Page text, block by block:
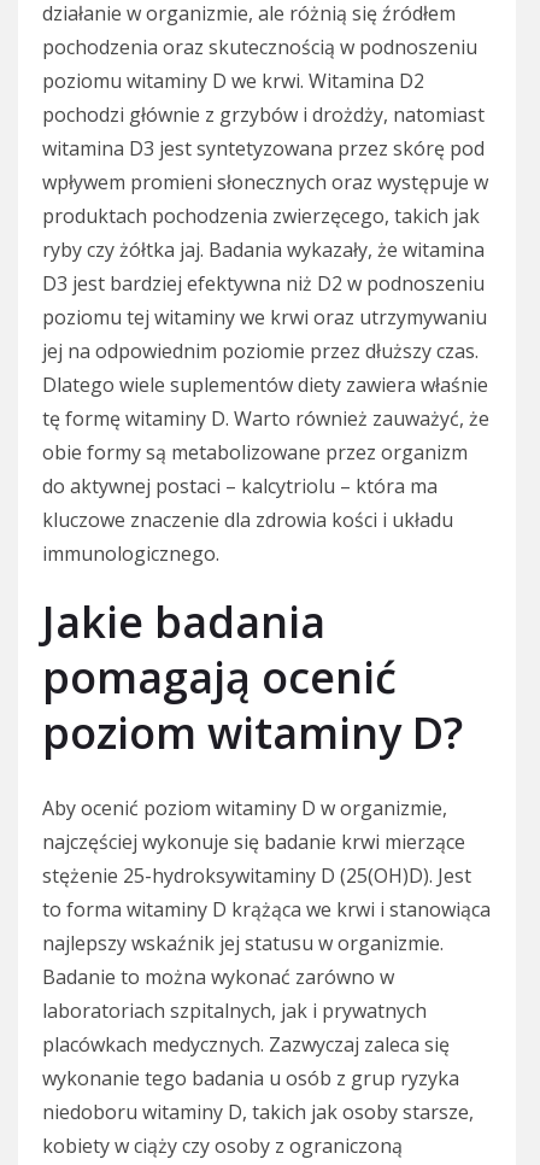
działanie w organizmie, ale różnią się źródłem
pochodzenia oraz skutecznością w podnoszeniu
poziomu witaminy D we krwi. Witamina D2
pochodzi głównie z grzybów i drożdży, natomiast
witamina D3 jest syntetyzowana przez skórę pod
wpływem promieni słonecznych oraz występuje w
produktach pochodzenia zwierzęcego, takich jak
ryby czy żółtka jaj. Badania wykazały, że witamina
D3 jest bardziej efektywna niż D2 w podnoszeniu
poziomu tej witaminy we krwi oraz utrzymywaniu
jej na odpowiednim poziomie przez dłuższy czas.
Dlatego wiele suplementów diety zawiera właśnie
tę formę witaminy D. Warto również zauważyć, że
obie formy są metabolizowane przez organizm
do aktywnej postaci – kalcytriolu – która ma
kluczowe znaczenie dla zdrowia kości i układu
immunologicznego.
Jakie badania
pomagają ocenić
poziom witaminy D?
Aby ocenić poziom witaminy D w organizmie,
najczęściej wykonuje się badanie krwi mierzące
stężenie 25-hydroksywitaminy D (25(OH)D). Jest
to forma witaminy D krążąca we krwi i stanowiąca
najlepszy wskaźnik jej statusu w organizmie.
Badanie to można wykonać zarówno w
laboratoriach szpitalnych, jak i prywatnych
placówkach medycznych. Zazwyczaj zaleca się
wykonanie tego badania u osób z grup ryzyka
niedoboru witaminy D, takich jak osoby starsze,
kobiety w ciąży czy osoby z ograniczoną